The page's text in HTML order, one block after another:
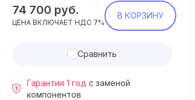
74 700 руб.
ЦЕНА ВКЛЮЧАЕТ НДС 7%
В КОРЗИНУ
Сравнить
Гарантия 1 год с заменой
компонентов